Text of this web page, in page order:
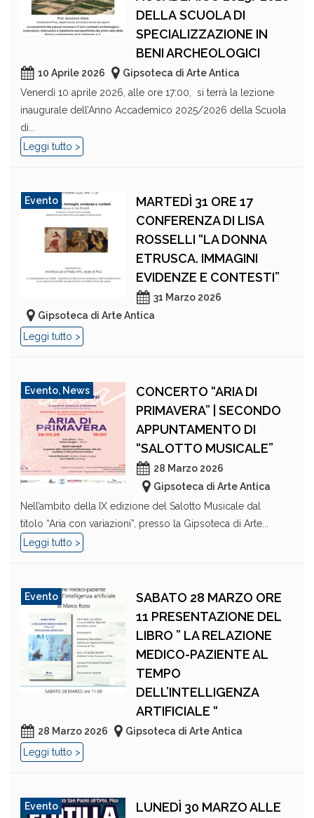
DELLA SCUOLA DI
SPECIALIZZAZIONE IN
BENI ARCHEOLOGICI
10 Aprile 2026
Gipsoteca di Arte Antica
Venerdì 10 aprile 2026, alle ore 17:00, si terrà la lezione
inaugurale dell’Anno Accademico 2025/2026 della Scuola
di...
Leggi tutto >
Evento
MARTEDÌ 31 ORE 17
CONFERENZA DI LISA
ROSSELLI “LA DONNA
ETRUSCA. IMMAGINI
EVIDENZE E CONTESTI”
31 Marzo 2026
Gipsoteca di Arte Antica
Leggi tutto >
Evento, News
CONCERTO “ARIA DI
PRIMAVERA” | SECONDO
APPUNTAMENTO DI
“SALOTTO MUSICALE”
28 Marzo 2026
Gipsoteca di Arte Antica
Nell’ambito della IX edizione del Salotto Musicale dal
titolo “Aria con variazioni”, presso la Gipsoteca di Arte...
Leggi tutto >
Evento
SABATO 28 MARZO ORE
11 PRESENTAZIONE DEL
LIBRO ” LA RELAZIONE
MEDICO-PAZIENTE AL
TEMPO
DELL’INTELLIGENZA
ARTIFICIALE “
28 Marzo 2026
Gipsoteca di Arte Antica
Leggi tutto >
Evento
LUNEDÌ 30 MARZO ALLE